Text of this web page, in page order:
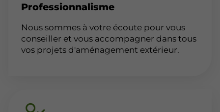
Professionnalisme
Nous sommes à votre écoute pour vous
conseiller et vous accompagner dans tous
vos projets d'aménagement extérieur.